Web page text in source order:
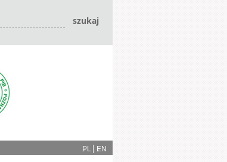
PL EN